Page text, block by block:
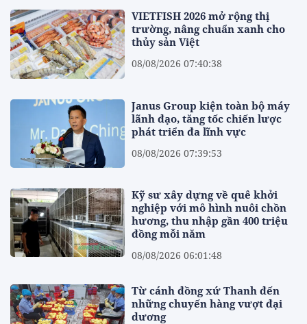
VIETFISH 2026 mở rộng thị
trường, nâng chuẩn xanh cho
thủy sản Việt
08/08/2026 07:40:38
Janus Group kiện toàn bộ máy
lãnh đạo, tăng tốc chiến lược
phát triển đa lĩnh vực
08/08/2026 07:39:53
Kỹ sư xây dựng về quê khởi
nghiệp với mô hình nuôi chồn
hương, thu nhập gần 400 triệu
đồng mỗi năm
08/08/2026 06:01:48
Từ cánh đồng xứ Thanh đến
những chuyến hàng vượt đại
dương